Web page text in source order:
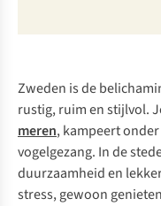
Zweden is de
rustig, ruim en stijlvol.
meren, kampeert
vogelgezang. In de
duurzaamheid en
stress, gewoon